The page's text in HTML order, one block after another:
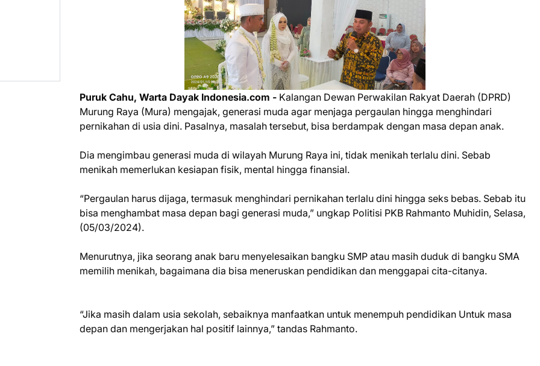
Puruk Cahu, Warta Dayak Indonesia.com - Kalangan Dewan Perwakilan Rakyat Daerah (DPRD)
Murung Raya (Mura) mengajak, generasi muda agar menjaga pergaulan hingga menghindari
pernikahan di usia dini. Pasalnya, masalah tersebut, bisa berdampak dengan masa depan anak.
Dia mengimbau generasi muda di wilayah Murung Raya ini, tidak menikah terlalu dini. Sebab
menikah memerlukan kesiapan fisik, mental hingga finansial.
“Pergaulan harus dijaga, termasuk menghindari pernikahan terlalu dini hingga seks bebas. Sebab itu
bisa menghambat masa depan bagi generasi muda,” ungkap Politisi PKB Rahmanto Muhidin, Selasa,
(05/03/2024).
Menurutnya, jika seorang anak baru menyelesaikan bangku SMP atau masih duduk di bangku SMA
memilih menikah, bagaimana dia bisa meneruskan pendidikan dan menggapai cita-citanya.
“Jika masih dalam usia sekolah, sebaiknya manfaatkan untuk menempuh pendidikan Untuk masa
depan dan mengerjakan hal positif lainnya,” tandas Rahmanto.